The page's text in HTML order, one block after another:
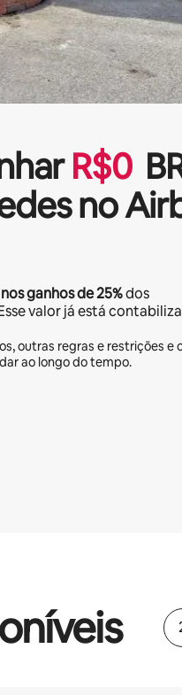
R$0
no
ganhos de25%dos
valor já está
outras regras e restrições e
ao longo do tempo.